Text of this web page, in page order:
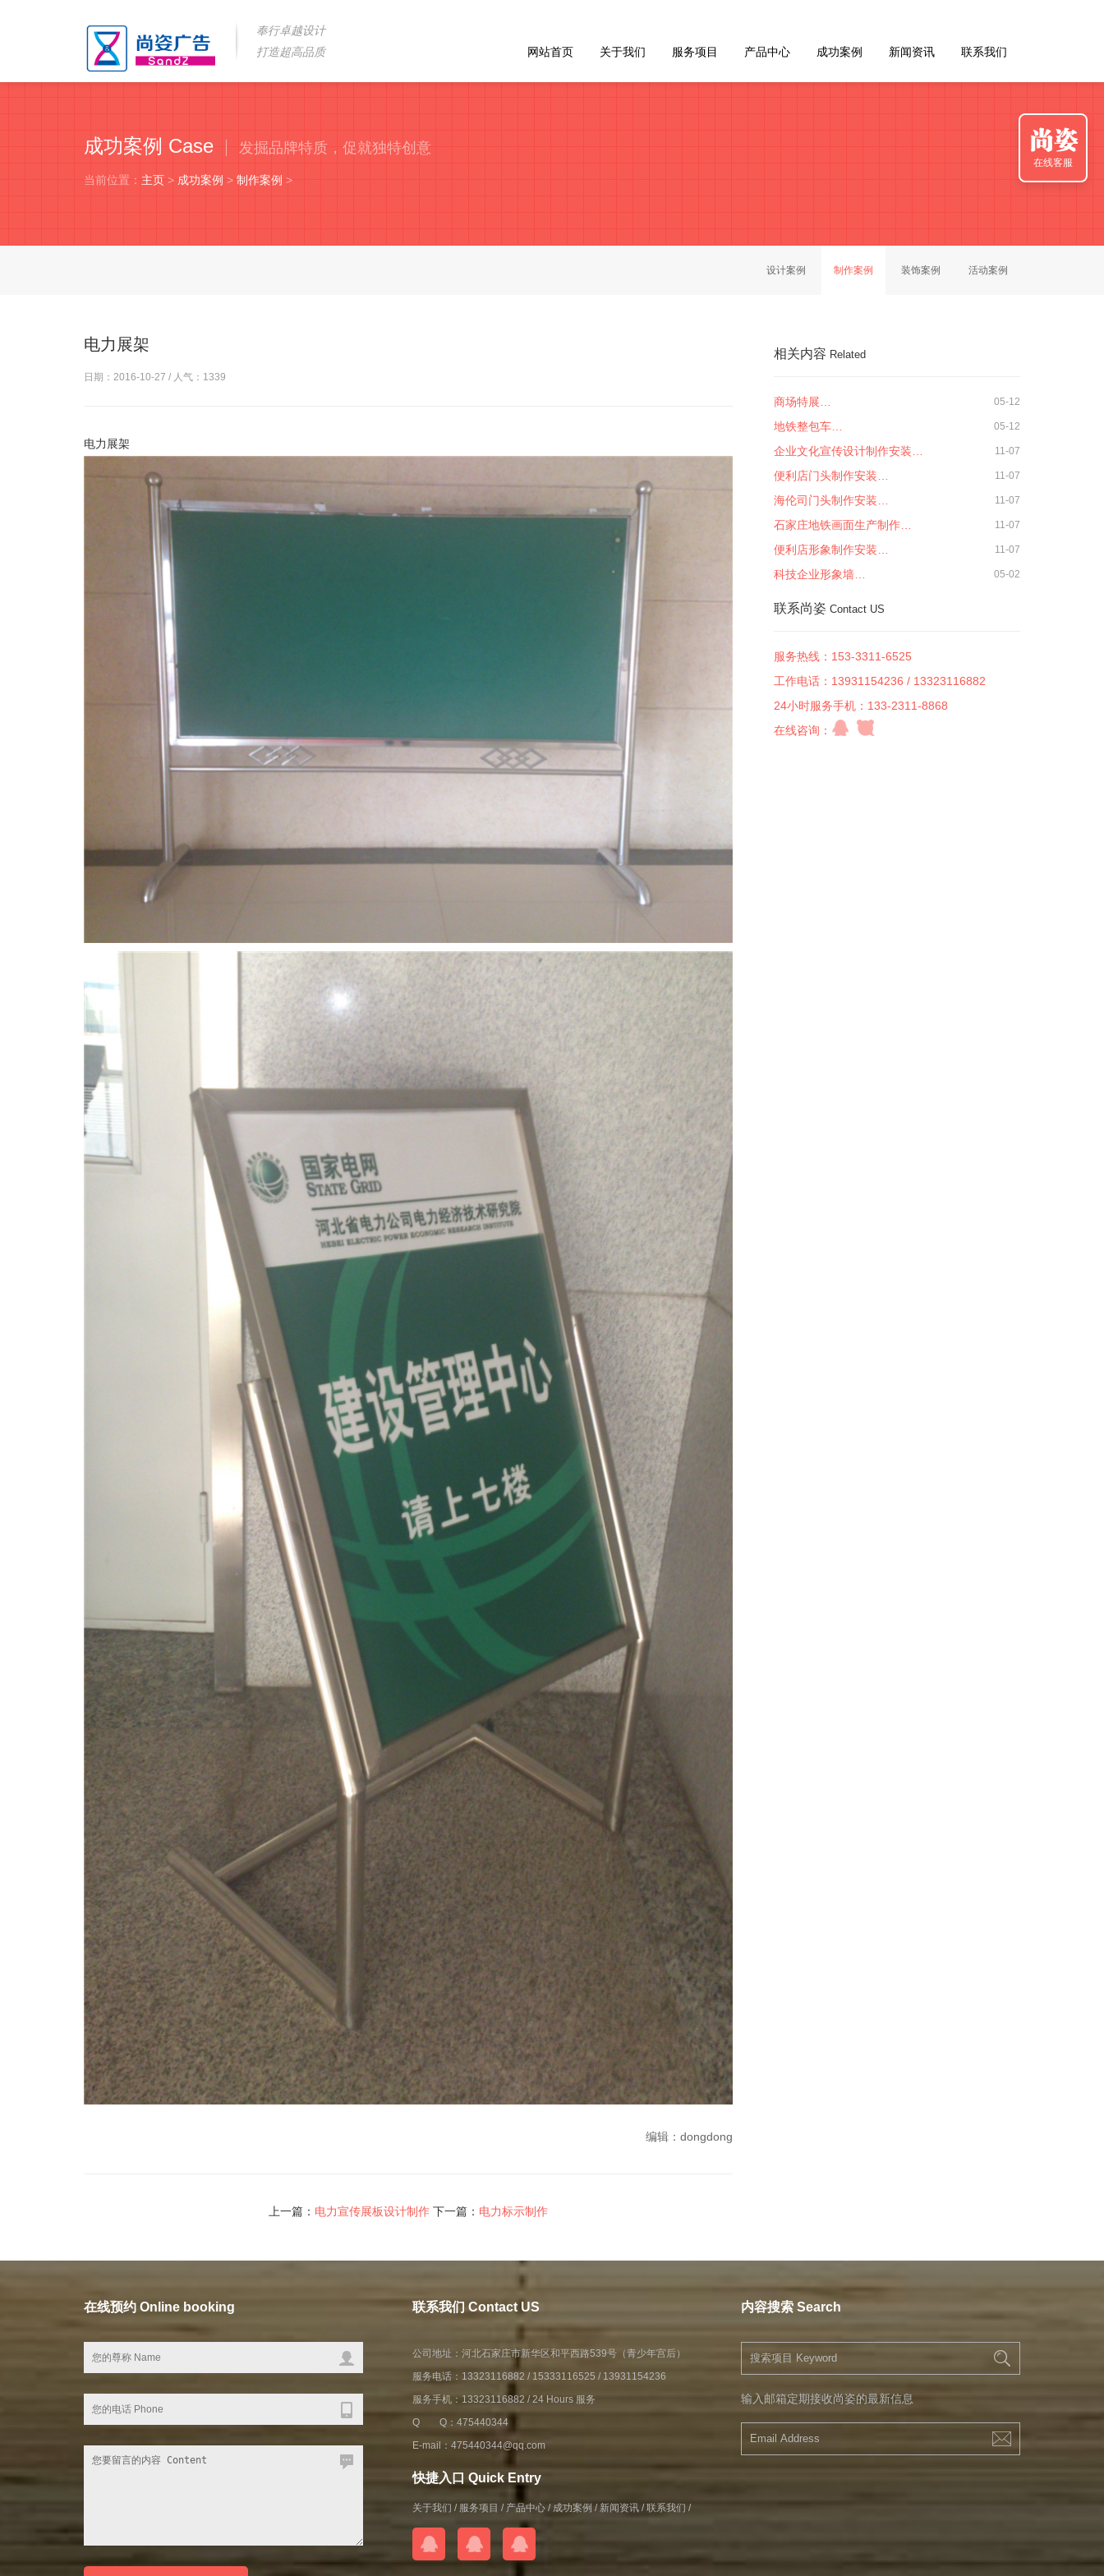
奉行卓越设计
打造超高品质
网站首页 关于我们 服务项目 产品中心 成功案例 新闻资讯 联系我们
成功案例 Case 发掘品牌特质，促就独特创意
当前位置： 主页 > 成功案例 > 制作案例 >
设计案例 制作案例 装饰案例 活动案例
电力展架
日期：2016-10-27 / 人气： 1339
电力展架
编辑：dongdong
上一篇： 电力宣传展板设计制作 下一篇： 电力标示制作
相关内容 Related
商场特展… 05-12
地铁整包车… 05-12
企业文化宣传设计制作安装… 11-07
便利店门头制作安装… 11-07
海伦司门头制作安装… 11-07
石家庄地铁画面生产制作… 11-07
便利店形象制作安装… 11-07
科技企业形象墙… 05-02
联系尚姿 Contact US
服务热线：153-3311-6525
工作电话：13931154236 / 13323116882
24小时服务手机：133-2311-8868
在线咨询：
在线预约 Online booking 联系我们 Contact US
公司地址：河北石家庄市新华区和平西路539号（青少年宫后）
服务电话：13323116882 / 15333116525 / 13931154236
服务手机：13323116882 / 24 Hours 服务
Q Q：475440344
E-mail：475440344@qq.com
快捷入口 Quick Entry
关于我们 / 服务项目 / 产品中心 / 成功案例 /新闻资讯 /联系我们 /
内容搜索 Search
输入邮箱定期接收尚姿的最新信息
在线客服